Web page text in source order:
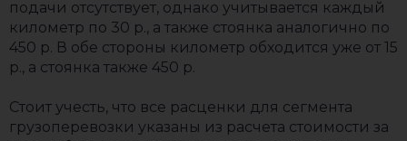
подачи отсутствует, однако учитывается каждый
километр по 30 р., а также стоянка аналогично по
450 р. В обе стороны километр обходится уже от 15
р., а стоянка также 450 р.
Стоит учесть, что все расценки для сегмента
грузоперевозки указаны из расчета стоимости за